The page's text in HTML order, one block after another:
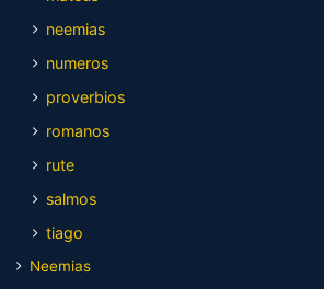
neemias
numeros
proverbios
romanos
rute
salmos
tiago
Neemias